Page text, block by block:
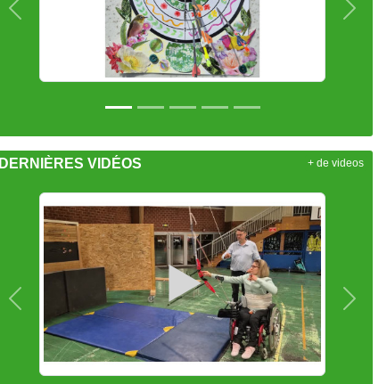
Précedent
DERNIÈRES VIDÉOS
Précedent
+ de videos